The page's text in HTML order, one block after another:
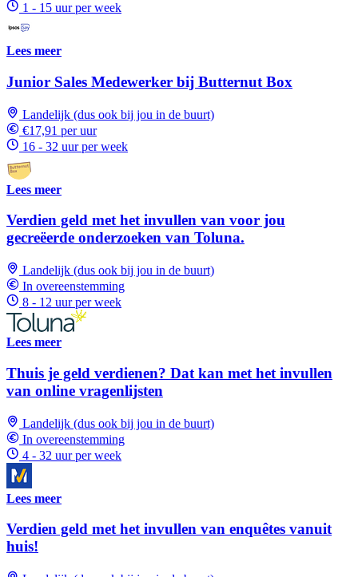
1 - 15 uur per week
Lees meer
Junior Sales Medewerker bij Butternut Box
Landelijk (dus ook bij jou in de buurt)
€17,91 per uur
16 - 32 uur per week
Lees meer
Verdien geld met het invullen van voor jou
gecreëerde onderzoeken van Toluna.
Landelijk (dus ook bij jou in de buurt)
In overeenstemming
8 - 12 uur per week
Lees meer
Thuis je geld verdienen? Dat kan met het invullen
van online vragenlijsten
Landelijk (dus ook bij jou in de buurt)
In overeenstemming
4 - 32 uur per week
Lees meer
Verdien geld met het invullen van enquêtes vanuit
huis!